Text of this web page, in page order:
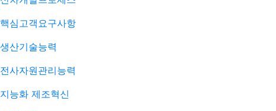
핵심고객요구사항
생산기술능력
전사자원관리능력
지능화 제조혁신